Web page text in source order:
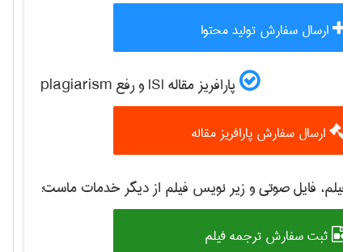
ارسال سفارش تولید محتوا
پارافریز مقاله ISI و رفع plagiarism
ارسال سفارش پارافریز مقاله
فایل صوتی و زیر نویس فیلم از دیگر خدمات ماست:
ثبت سفارش ترجمه فیلم